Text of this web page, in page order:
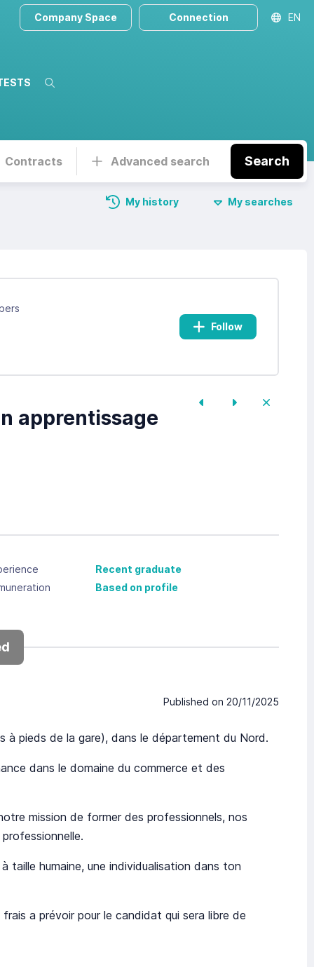
Search
Company Space Connection EN
Contracts Advanced search Search
My history My searches
Follow
apprentissage
Recent graduate
Based on profile
Published on 20/11/2025
pieds de la gare), dans le département du Nord.
dans le domaine du commerce et des
mission de former des professionnels, nos
taille humaine, une individualisation dans ton
a prévoir pour le candidat qui sera libre de